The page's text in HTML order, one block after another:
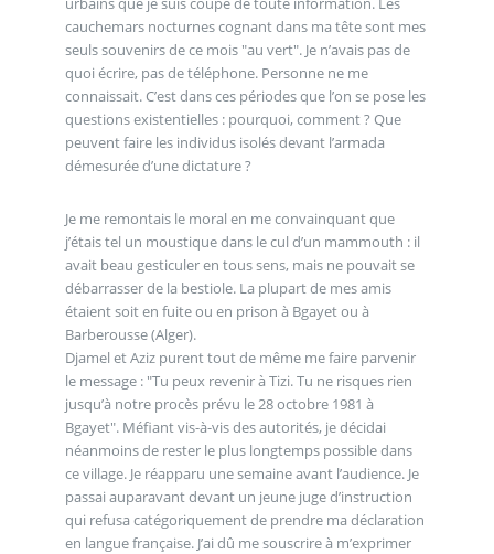
cauchemars nocturnes cognant dans ma tête sont mes
seuls souvenirs de ce mois "au vert". Je n’avais pas de
quoi écrire, pas de téléphone. Personne ne me
connaissait. C’est dans ces périodes que l’on se pose les
questions existentielles : pourquoi, comment ? Que
peuvent faire les individus isolés devant l’armada
démesurée d’une dictature ?
Je me remontais le moral en me convainquant que
j’étais tel un moustique dans le cul d’un mammouth : il
avait beau gesticuler en tous sens, mais ne pouvait se
débarrasser de la bestiole. La plupart de mes amis
étaient soit en fuite ou en prison à Bgayet ou à
Barberousse (Alger).
Djamel et Aziz purent tout de même me faire parvenir
le message : "Tu peux revenir à Tizi. Tu ne risques rien
jusqu’à notre procès prévu le 28 octobre 1981 à
Bgayet". Méfiant vis-à-vis des autorités, je décidai
néanmoins de rester le plus longtemps possible dans
ce village. Je réapparu une semaine avant l’audience. Je
passai auparavant devant un jeune juge d’instruction
qui refusa catégoriquement de prendre ma déclaration
en langue française. J’ai dû me souscrire à m’exprimer